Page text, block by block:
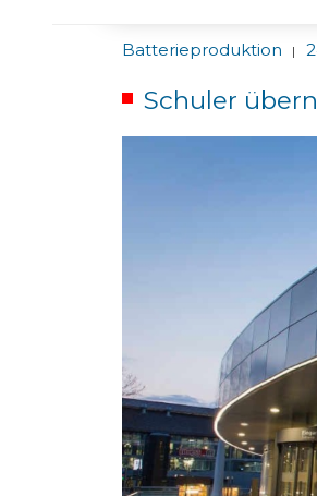
Batterieproduktion |
Schuler